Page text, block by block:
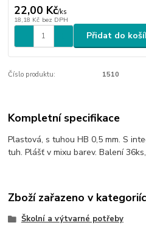
22,00 Kč/ks
18,18 Kč bez DPH
Přidat do
Číslo produktu: 1510
Kompletní specifikace
Plastová, s tuhou HB 0,5 mm. S
tuh. Plášť v mixu barev. Balení
Zboží zařazeno v
Školní a výtvarné potřeby